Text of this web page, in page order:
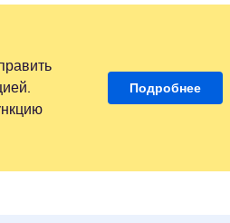
Подробнее